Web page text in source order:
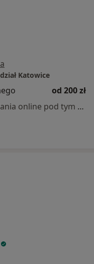
Katowice
od 200 zł
Specjalista nie oferuje umawiania online pod tym adresem.